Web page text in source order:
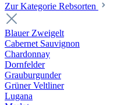
Zur Kategorie Rebsorten
Blauer Zweigelt
Cabernet Sauvignon
Chardonnay
Dornfelder
Grauburgunder
Grüner Veltliner
Lugana